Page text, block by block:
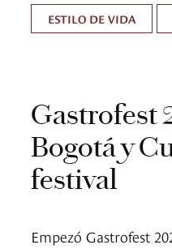
ESTILO DE VIDA
Gastrofest
Bogotá y
festival
Empezó Gastrofest